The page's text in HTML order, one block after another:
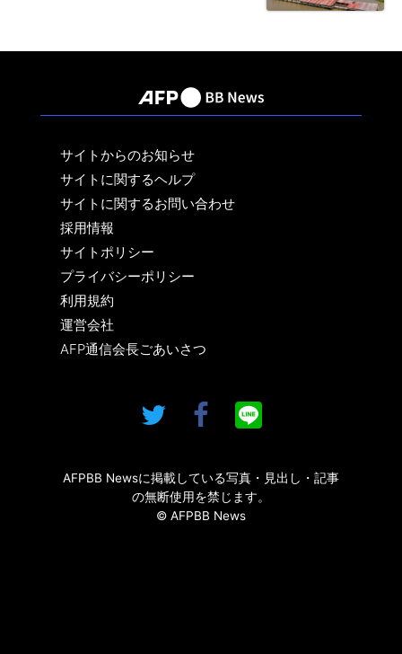
サイトからのお知らせ
サイトに関するヘルプ
サイトに関するお問い合わせ
採用情報
サイトポリシー
プライバシーポリシー
利用規約
運営会社
AFP通信会長ごあいさつ
AFPBB Newsに掲載している写真・見出し・記事
の無断使用を禁じます。
© AFPBB News